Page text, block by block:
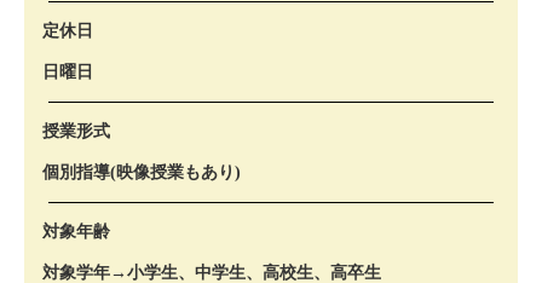
定休日
日曜日
授業形式
個別指導(映像授業もあり)
対象年齢
対象学年→小学生、中学生、高校生、高卒生